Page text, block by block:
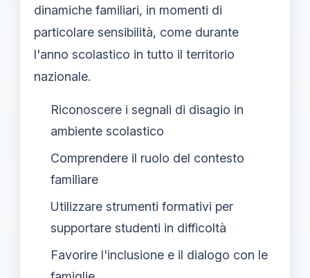
dinamiche familiari, in momenti di
particolare sensibilità, come durante
l'anno scolastico in tutto il territorio
nazionale.
Riconoscere i segnali di disagio in
ambiente scolastico
Comprendere il ruolo del contesto
familiare
Utilizzare strumenti formativi per
supportare studenti in difficoltà
Favorire l'inclusione e il dialogo con le